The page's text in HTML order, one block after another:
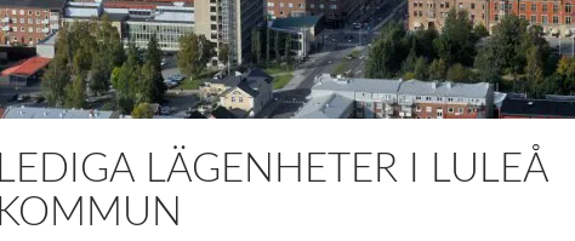
LEDIGA LÄGENHETER I LULEÅ
KOMMUN